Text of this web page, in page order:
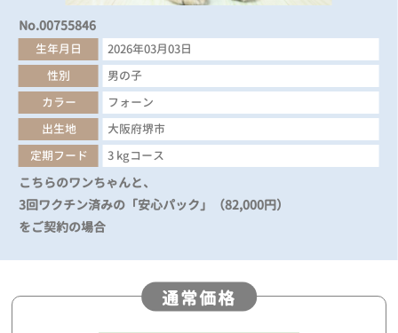
No.00755846
生年月日
2026年03月03日
性別
男の子
カラー
フォーン
出生地
大阪府堺市
定期フード
3 kgコース
こちらのワンちゃんと、
3回ワクチン済みの「安心パック」（82,000円）
をご契約の場合
通常価格